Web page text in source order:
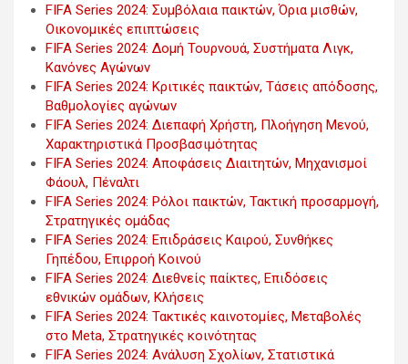
FIFA Series 2024: Συμβόλαια παικτών, Όρια μισθών,
Οικονομικές επιπτώσεις
FIFA Series 2024: Δομή Τουρνουά, Συστήματα Λιγκ,
Κανόνες Αγώνων
FIFA Series 2024: Κριτικές παικτών, Τάσεις απόδοσης,
Βαθμολογίες αγώνων
FIFA Series 2024: Διεπαφή Χρήστη, Πλοήγηση Μενού,
Χαρακτηριστικά Προσβασιμότητας
FIFA Series 2024: Αποφάσεις Διαιτητών, Μηχανισμοί
Φάουλ, Πέναλτι
FIFA Series 2024: Ρόλοι παικτών, Τακτική προσαρμογή,
Στρατηγικές ομάδας
FIFA Series 2024: Επιδράσεις Καιρού, Συνθήκες
Γηπέδου, Επιρροή Κοινού
FIFA Series 2024: Διεθνείς παίκτες, Επιδόσεις
εθνικών ομάδων, Κλήσεις
FIFA Series 2024: Τακτικές καινοτομίες, Μεταβολές
στο Meta, Στρατηγικές κοινότητας
FIFA Series 2024: Ανάλυση Σχολίων, Στατιστικά